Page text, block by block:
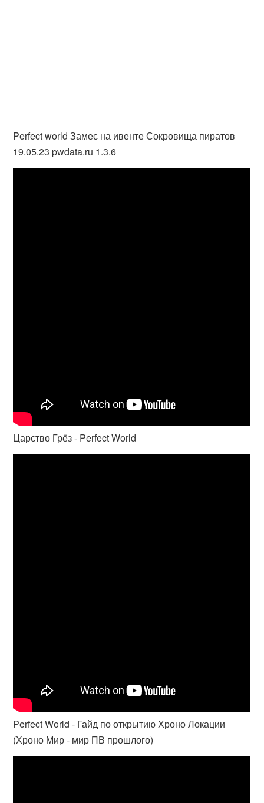
Perfect world Замес на ивенте Сокровища пиратов
19.05.23 pwdata.ru 1.3.6
Царство Грёз - Perfect World
Perfect World - Гайд по открытию Хроно Локации
(Хроно Мир - мир ПВ прошлого)